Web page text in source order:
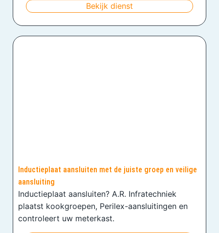
Bekijk dienst
Inductieplaat aansluiten met de juiste groep en veilige
aansluiting
Inductieplaat aansluiten? A.R. Infratechniek
plaatst kookgroepen, Perilex-aansluitingen en
controleert uw meterkast.